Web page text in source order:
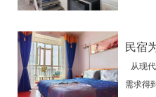
旅途过
服；
洗衣机
民宿
从现
需求得